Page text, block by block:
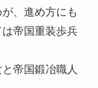
、進め方にも
帝国重装歩兵
帝国鍛冶職人